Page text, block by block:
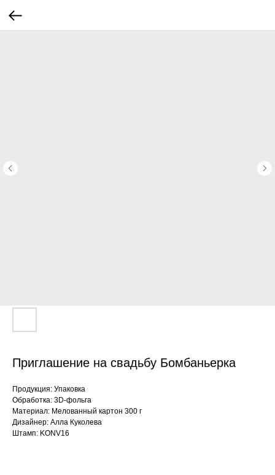
Приглашение на свадьбу Бомбаньерка
Продукция: Упаковка
Обработка: 3D-фольга
Материал: Мелованный картон 300 г
Дизайнер: Алла Куколева
Штамп: KONV16